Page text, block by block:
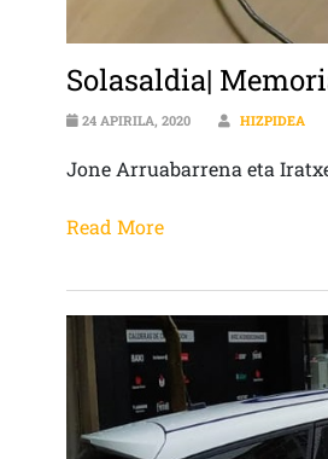
Solasaldia|
24 APIRILA, 2020 HIZPIDEA
Jone Arruabarrena eta
Read More